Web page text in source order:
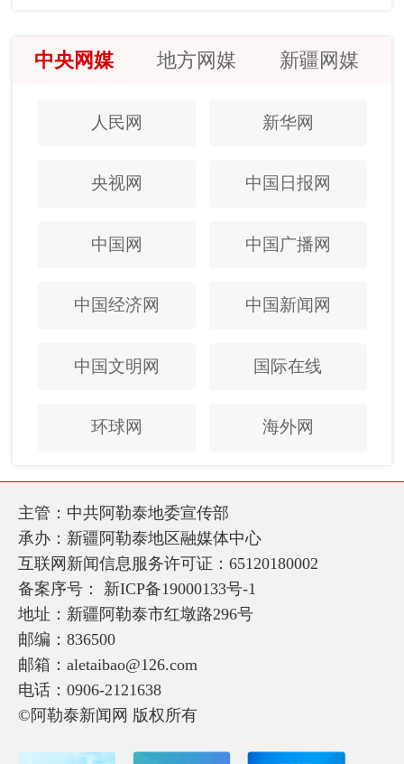
中央网媒 地方网媒 新疆网媒
人民网 新华网
央视网 中国日报网
中国网 中国广播网
中国经济网 中国新闻网
中国文明网 国际在线
环球网 海外网
主管：中共阿勒泰地委宣传部
承办：新疆阿勒泰地区融媒体中心
互联网新闻信息服务许可证：65120180002
备案序号： 新ICP备19000133号-1
地址：新疆阿勒泰市红墩路296号
邮编：836500
邮箱：aletaibao@126.com
电话：0906-2121638
©阿勒泰新闻网 版权所有